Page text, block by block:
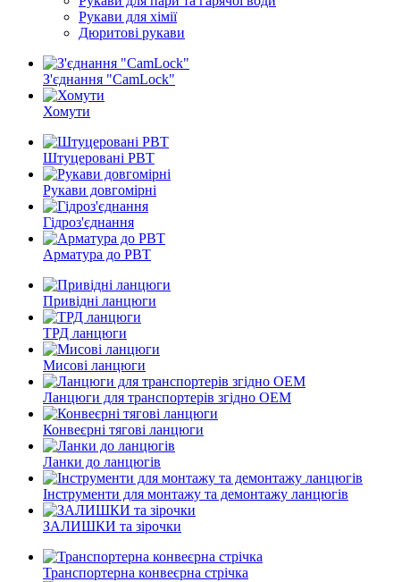
Рукави для хімії
Дюритові рукави
З'єднання "CamLock"
Хомути
Штуцеровані РВТ
Рукави довгомірні
Гідроз'єднання
Арматура до РВТ
Привідні ланцюги
ТРД ланцюги
Мисові ланцюги
Ланцюги для транспортерів згідно ОEМ
Конвеєрні тягові ланцюги
Ланки до ланцюгів
Інструменти для монтажу та демонтажу ланцюгів
ЗАЛИШКИ та зірочки
Транспортерна конвеєрна стрічка